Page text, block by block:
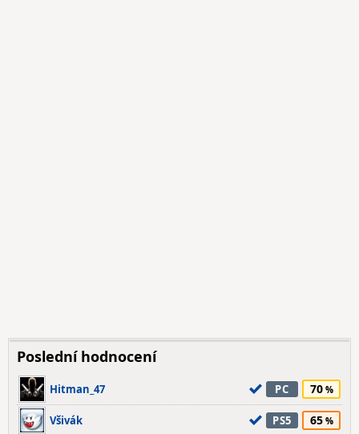
Poslední hodnocení
Hitman_47 PC 70
Všivák PS5 65